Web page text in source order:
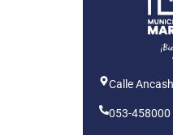
Calle
053-458000